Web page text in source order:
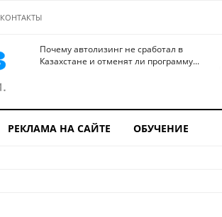
КОНТАКТЫ
Почему автолизинг не сработал в
Казахстане и отменят ли программу...
РЕКЛАМА НА САЙТЕ ОБУЧЕНИЕ